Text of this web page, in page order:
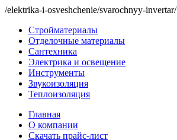
/elektrika-i-osveshchenie/svarochnyy-invertar/
Стройматериалы
Отделочные материалы
Сантехника
Электрика и освещение
Инструменты
Звукоизоляция
Теплоизоляция
Главная
О компании
Скачать прайс-лист